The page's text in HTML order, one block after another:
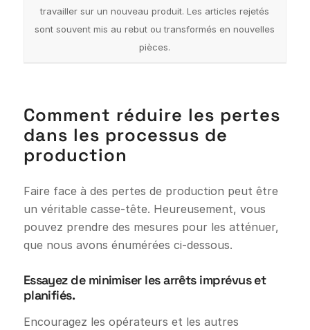
travailler sur un nouveau produit. Les articles rejetés
sont souvent mis au rebut ou transformés en nouvelles
pièces.
Comment réduire les pertes
dans les processus de
production
Faire face à des pertes de production peut être
un véritable casse-tête. Heureusement, vous
pouvez prendre des mesures pour les atténuer,
que nous avons énumérées ci-dessous.
Essayez de minimiser les arrêts imprévus et
planifiés.
Encouragez les opérateurs et les autres